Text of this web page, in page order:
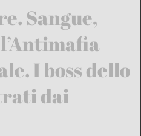
Sangue,
I boss dello
dai